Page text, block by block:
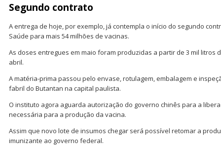
Segundo contrato
A entrega de hoje, por exemplo, já contempla o início do segundo
Saúde para mais 54 milhões de vacinas.
As doses entregues em maio foram produzidas a partir de 3 mil litros
abril.
A matéria-prima passou pelo envase, rotulagem, embalagem e
fabril do Butantan na capital paulista.
O instituto agora aguarda autorização do governo chinês para a
necessária para a produção da vacina.
Assim que novo lote de insumos chegar será possível retomar a
imunizante ao governo federal.